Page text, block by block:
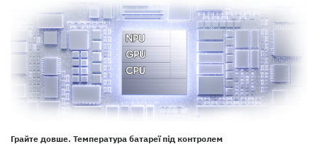
Грайте довше. Температура батареї під контролем